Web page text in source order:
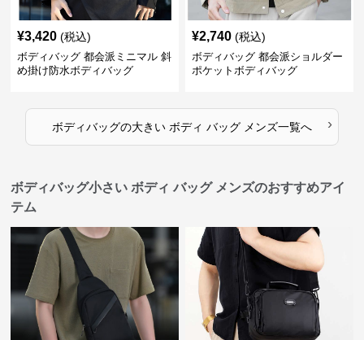
¥3,420 (税込)
ボディバッグ 都会派ミニマル 斜
め掛け防水ボディバッグ
¥2,740 (税込)
ボディバッグ 都会派ショルダー
ポケットボディバッグ
ボディバッグの大きい ボディ バッグ メンズ一覧へ ›
ボディバッグ小さい ボディ バッグ メンズのおすすめアイ
テム